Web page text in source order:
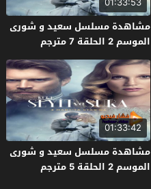
مشاهدة مسلسل سعيد و شورى
الموسم 2 الحلقة 7 مترجم
01:33:42
مشاهدة مسلسل سعيد و شورى
الموسم 2 الحلقة 5 مترجم